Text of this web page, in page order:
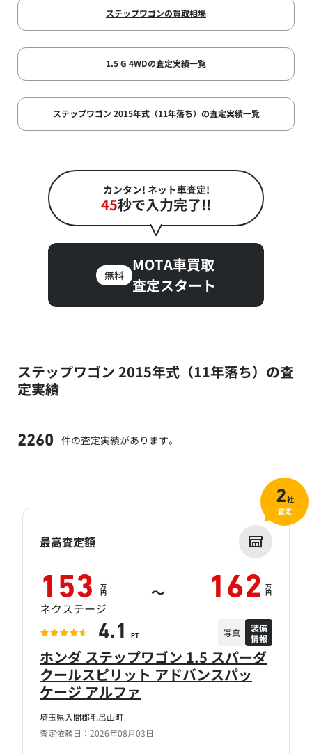
ステップワゴンの買取相場
1.5 G 4WDの査定実績一覧
ステップワゴン 2015年式（11年落ち）の査定実績一覧
カンタン! ネット車査定!
45秒で入力完了!!
無料
MOTA車買取
査定スタート
ステップワゴン 2015年式（11年落ち）の査
定実績
2260 件の査定実績があります。
埼玉県入間郡毛呂山町
査定依頼日：2026年08月03日
ホンダ ステップワゴン 1.5 スパーダ
クールスピリット アドバンスパッ
ケージ アルファ
最高査定額
153 万
円 ～ 162 万
円
ネクステージ
4.1 PT 写真
装備
情報
2社
査定